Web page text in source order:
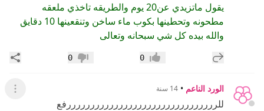
يقول ماتزيدي عن20 يوم والطريقه تاخذي ملعقه
مطحونه وتحطينها بكوب ماء ساخن وتنقعينها 10 دقايق
والله بيده كل شي سبحانه وتعالى
إضافة رد جديد إعجاب0 عدم إعجاب
0
الورد الناعم • 14 سنة عرض
للررررررررررررررررررررررررررررررررفع